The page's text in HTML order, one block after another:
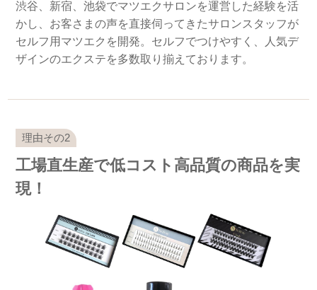
渋谷、新宿、池袋でマツエクサロンを運営した経験を活
かし、お客さまの声を直接伺ってきたサロンスタッフが
セルフ用マツエクを開発。セルフでつけやすく、人気デ
ザインのエクステを多数取り揃えております。
工場直生産で低コスト高品質の商品を実
現！